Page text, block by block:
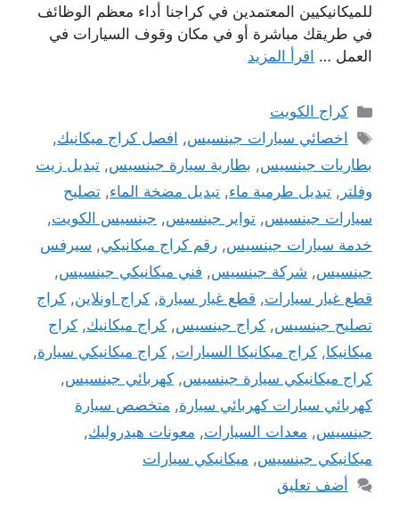
للميكانيكيين المعتمدين في كراجنا أداء معظم الوظائف
في طريقك مباشرة أو في مكان وقوف السيارات في
العمل … اقرأ المزيد
التصنيفات
كراج الكويت
الوسوم
اخصائي سيارات جينسيس, افصل كراج ميكانيك,
بطاريات جينسيس, بطارية سيارة جينسيس, تبديل زيت
وفلتر , تبديل طرمية ماء, تبديل مضخة الماء, تصليح
سيارات جينسيس, تواير جينسيس, جينسيس الكويت,
خدمة سيارات جينسيس, رقم كراج ميكانيكي, سيرفس
جينسيس, شركة جينسيس, فني ميكانيكي جينسيس,
قطع غيار سيارات, قطع غيار سيارة, كراج اونلاين, كراج
تصليح جينسيس, كراج جينسيس, كراج ميكانيك, كراج
ميكانيكا, كراج ميكانيكا السيارات, كراج ميكانيكي سيارة,
كراج ميكانيكي سيارة جينسيس, كهربائي جينسيس,
كهربائي سيارات كهربائي سيارة, متخصص سيارة
جينسيس, معدات السيارات, معونات هيدروليك,
ميكانيكي جينسيس, ميكانيكي سيارات
أضف تعليق